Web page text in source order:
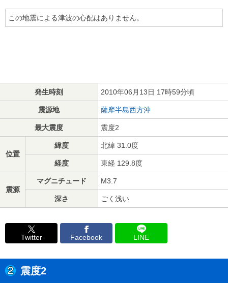
この地震による津波の心配はありません。
発生時刻 2010年06月13日 17時59分頃
震源地 薩摩半島西方沖
最大震度 震度2
位置
緯度 北緯 31.0度
経度 東経 129.8度
震源
マグニチュード M3.7
深さ ごく浅い
Twitter Facebook LINE
震度2